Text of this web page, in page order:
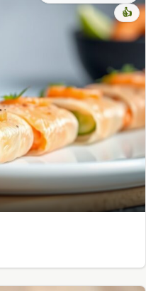
👍